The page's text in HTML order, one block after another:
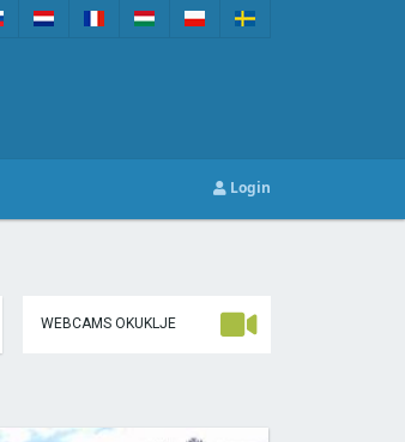
Login
WEBCAMS OKUKLJE